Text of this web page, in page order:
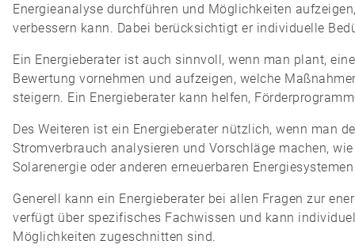
Energieanalyse durchführen und Möglichkeiten
verbessern kann. Dabei berücksichtigt er individuelle
Ein Energieberater ist auch sinnvoll, wenn man plant,
Bewertung vornehmen und aufzeigen, welche
steigern. Ein Energieberater kann helfen,
Des Weiteren ist ein Energieberater nützlich, wenn man
Stromverbrauch analysieren und Vorschläge machen,
Solarenergie oder anderen erneuerbaren
Generell kann ein Energieberater bei allen Fragen zur
verfügt über spezifisches Fachwissen und kann
Möglichkeiten zugeschnitten sind.